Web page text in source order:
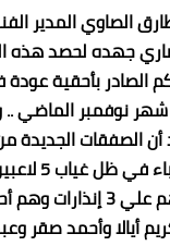
الصاوي المدير
جهده لحصد هذه
الصادر بأحقية
شهر نوفمبر الماضي
أن الصفقات الجديدة
تشارك أمام
موقوفين لحصولهم علي 3
وأحمد صقر